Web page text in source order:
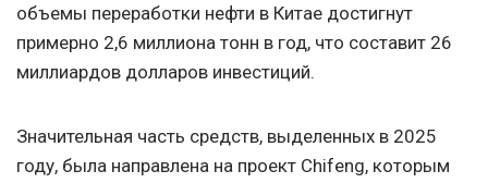
объемы переработки нефти в Китае достигнут
примерно 2,6 миллиона тонн в год, что составит 26
миллиардов долларов инвестиций.
Значительная часть средств, выделенных в 2025
году, была направлена на проект Chifeng, которым